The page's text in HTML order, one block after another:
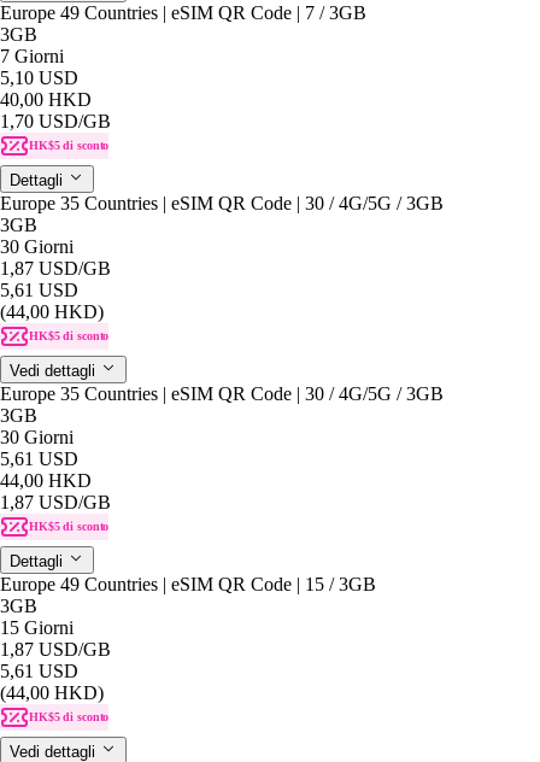
Europe 49 Countries | eSIM QR Code | 7 / 3GB
3GB
7 Giorni
5,10 USD
40,00 HKD
1,70 USD/GB
HK$5 di sconto
Dettagli
Europe 35 Countries | eSIM QR Code | 30 / 4G/5G / 3GB
3GB
30 Giorni
1,87 USD/GB
5,61 USD
(44,00 HKD)
HK$5 di sconto
Vedi dettagli
Europe 35 Countries | eSIM QR Code | 30 / 4G/5G / 3GB
3GB
30 Giorni
5,61 USD
44,00 HKD
1,87 USD/GB
HK$5 di sconto
Dettagli
Europe 49 Countries | eSIM QR Code | 15 / 3GB
3GB
15 Giorni
1,87 USD/GB
5,61 USD
(44,00 HKD)
HK$5 di sconto
Vedi dettagli